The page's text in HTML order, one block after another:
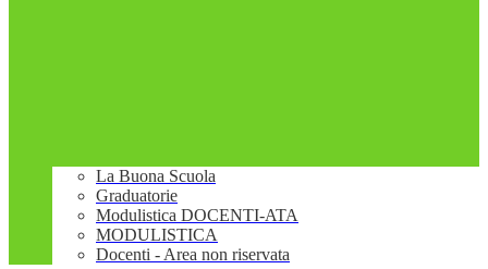
La Buona Scuola
Graduatorie
Modulistica DOCENTI-ATA
MODULISTICA
Docenti - Area non riservata